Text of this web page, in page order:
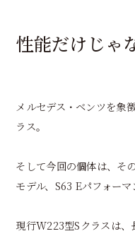
性能だけじゃ
メルセデス・ベンツを象
ラス。
そして今回の個体は、そ
モデル、S63 Eパフォーマ
現行W223型Sクラスは、